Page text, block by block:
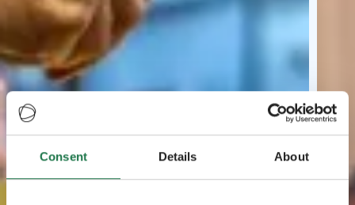
Consent Details About